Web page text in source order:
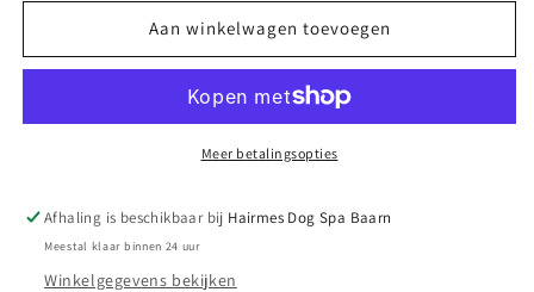
Bed
Chocolate
Dog
Bed
80x60cm
Chocolate
Brown
Aan winkelwagen toevoegen
Meer betalingsopties
Afhaling is beschikbaar bij Hairmes Dog Spa Baarn
Meestal klaar binnen 24 uur
Winkelgegevens bekijken